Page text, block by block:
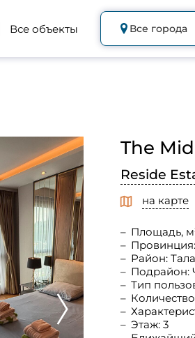
Все объекты Все города
The
Reside
на карте
Площадь,
Район:
Подрайон:
Тип
Этаж: 3